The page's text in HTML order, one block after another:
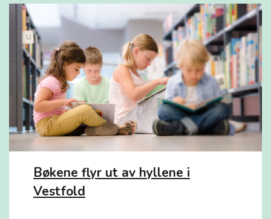
Bøkene flyr ut av hyllene i
Vestfold